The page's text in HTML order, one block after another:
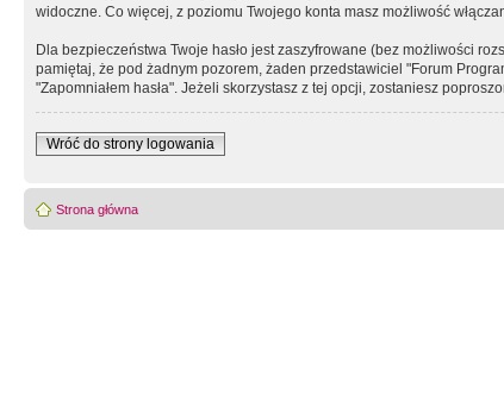
widoczne. Co więcej, z poziomu Twojego konta masz możliwość
Dla bezpieczeństwa Twoje hasło jest zaszyfrowane (bez możliwości
pamiętaj, że pod żadnym pozorem, żaden przedstawiciel "Forum
"Zapomniałem hasła". Jeżeli skorzystasz z tej opcji, zostaniesz
Wróć do strony logowania
Strona główna